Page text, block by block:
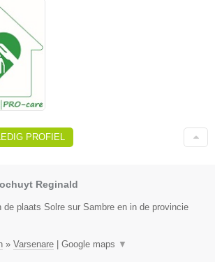
PROFIEL
Reginald
de plaats Solre sur Sambre en in de provincie
» Varsenare | Google maps ▼